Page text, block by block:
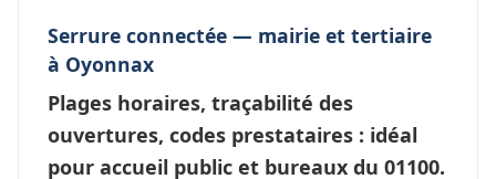
Serrure connectée — mairie et tertiaire
à Oyonnax
Plages horaires, traçabilité des
ouvertures, codes prestataires : idéal
pour accueil public et bureaux du 01100.